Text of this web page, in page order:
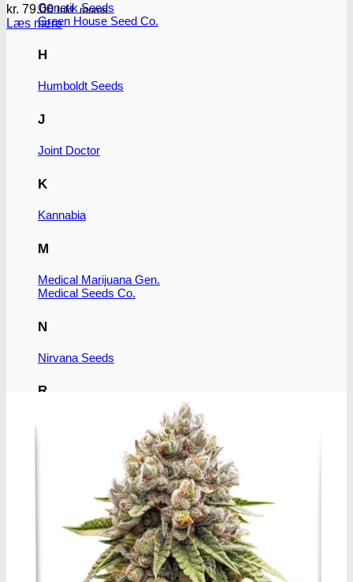
Genetik Seeds
Green House Seed Co.
H
Humboldt Seeds
J
Joint Doctor
K
Kannabia
M
Medical Marijuana Gen.
Medical Seeds Co.
N
Nirvana Seeds
R
Royal Queen Seeds
Serious Seeds
Sumo Seeds
Super Strains
Seedsman Co.
kr. 79.00 Inkl. moms
Læs mere